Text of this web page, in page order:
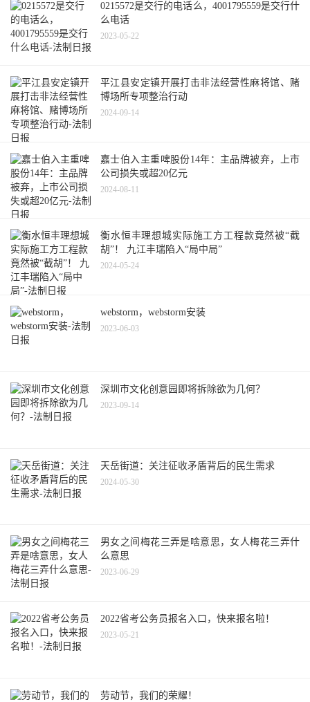
0215572是交行的电话么，4001795559是交行什
么电话
2023-05-22
平江县安定镇开展打击非法经营性麻将馆、赌
博场所专项整治行动
2024-09-14
嘉士伯入主重啤股份14年：主品牌被弃，上市
公司损失或超20亿元
2024-08-11
衡水恒丰理想城实际施工方工程款竟然被“截
胡”！ 九江丰瑞陷入“局中局”
2024-05-24
webstorm，webstorm安装
2023-06-03
深圳市文化创意园即将拆除欲为几何？
2023-09-14
天岳街道：关注征收矛盾背后的民生需求
2024-05-30
男女之间梅花三弄是啥意思，女人梅花三弄什
么意思
2023-06-29
2022省考公务员报名入口，快来报名啦！
2023-05-21
劳动节，我们的荣耀！